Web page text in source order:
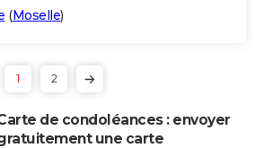
(Moselle)
1 2
de condoléances : envoyer
une carte